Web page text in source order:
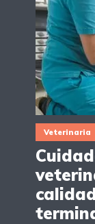
Veterinaria